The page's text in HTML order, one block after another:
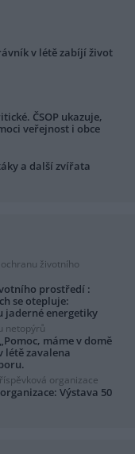
v létě zabíjí život
ČSOP ukazuje,
veřejnost i obce
a další zvířata
životního
prostředí :
se otepluje:
jaderné energetiky
netopýrů
máme v domě
létě zavalena
organizace
Výstava 50